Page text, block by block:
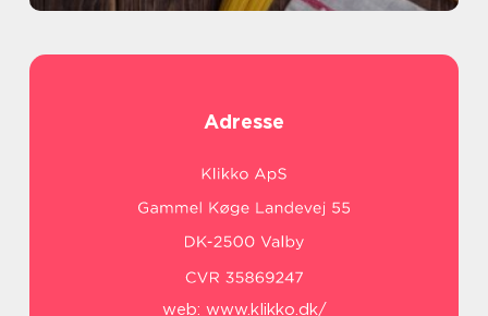
Adresse
web: www.klikko.dk/